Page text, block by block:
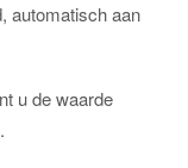
automatisch aan
u de waarde